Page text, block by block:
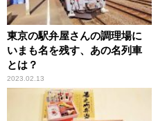
東京の駅弁屋さんの調理場に
いまも名を残す、あの名列車
とは？
2023.02.13